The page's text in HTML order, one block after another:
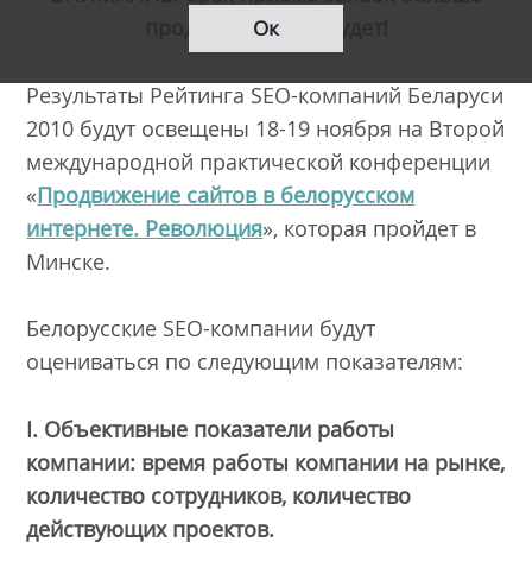
продлеваться не будет!
Результаты Рейтинга SEO-компаний Беларуси
2010 будут освещены 18-19 ноября на Второй
международной практической конференции
«Продвижение сайтов в белорусском
интернете. Революция», которая пройдет в
Минске.
Белорусские SEO-компании будут
оцениваться по следующим показателям:
I. Объективные показатели работы
компании: время работы компании на рынке,
количество сотрудников, количество
действующих проектов.
Ок